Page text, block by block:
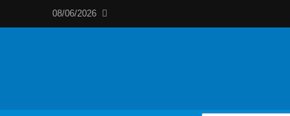
08/06/2026